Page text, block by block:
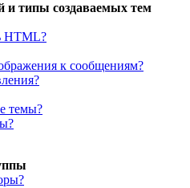
и типы создаваемых тем
HTML?
к сообщениям?
темы?